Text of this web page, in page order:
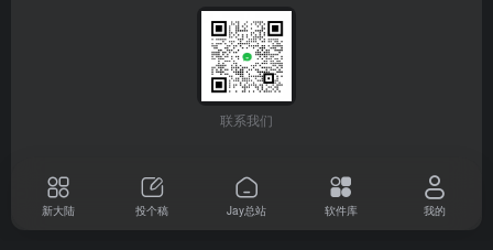
联系我们
新大陆 投个稿 Jay总站 软件库 我的